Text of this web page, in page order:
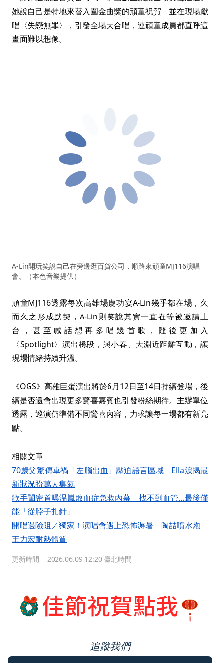
她說自己是特地來替入圍金曲獎的頑童祝賀，並在現場獻
唱〈失戀無罪〉，引發全場大合唱，連頑童成員都直呼這
畫面難以想像。
A-Lin開玩笑說自己在旁邊逛百貨公司，順路來頑童MJ116演唱
會。（本色音樂提供）
頑童MJ116透露每次高雄場慶功宴A-Lin幾乎都在場，久
而久之形成默契，A-Lin則笑說其實一直在等被邀請上
台，甚至喊話想再多唱幾首歌，隨後更加入
〈Spotlight〉演出橋段，與小春、大淵近距離互動，讓
現場情緒持續升溫。
《OGS》高雄巨蛋演出將於6月12日至14日持續登場，後
續是否還會出現更多驚喜嘉賓也引發粉絲期待。主辦單位
透露，巡演仍準備不同驚喜內容，力求讓每一場都有新亮
點。
相關文章
70歲父驚傳車禍「左腦出血」壓迫語言區域 Ella淚揭最
新狀況盼萬人集氣
歌手閨密首曝温嵐敗血症急救內幕 找不到血管...最後僅
能「從脖子扎針」
開唱遇險阻／獨家！演唱會遇上恐怖溽暑 陶喆噴水炮
王力宏耐熱體質
更新時間 2026.06.09 12:20 臺北時間
追蹤我們